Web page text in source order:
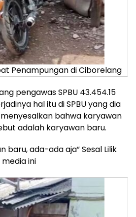
Penampungan di Ciborelang
pengawas SPBU 43.454.15
hal itu di SPBU yang dia
bahwa karyawan
adalah karyawan baru.
baru, ada-ada aja” Sesal Lilik
ini